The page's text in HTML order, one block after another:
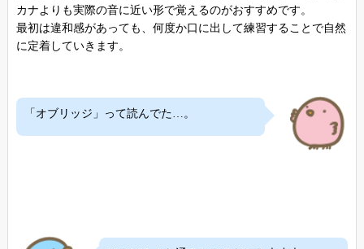
カナよりも実際の音に近い形で覚えるのがおすすめです。
最初は違和感があっても、何度か口に出して練習することで自然
に定着していきます。
「オブリッジ」って読んでた…。